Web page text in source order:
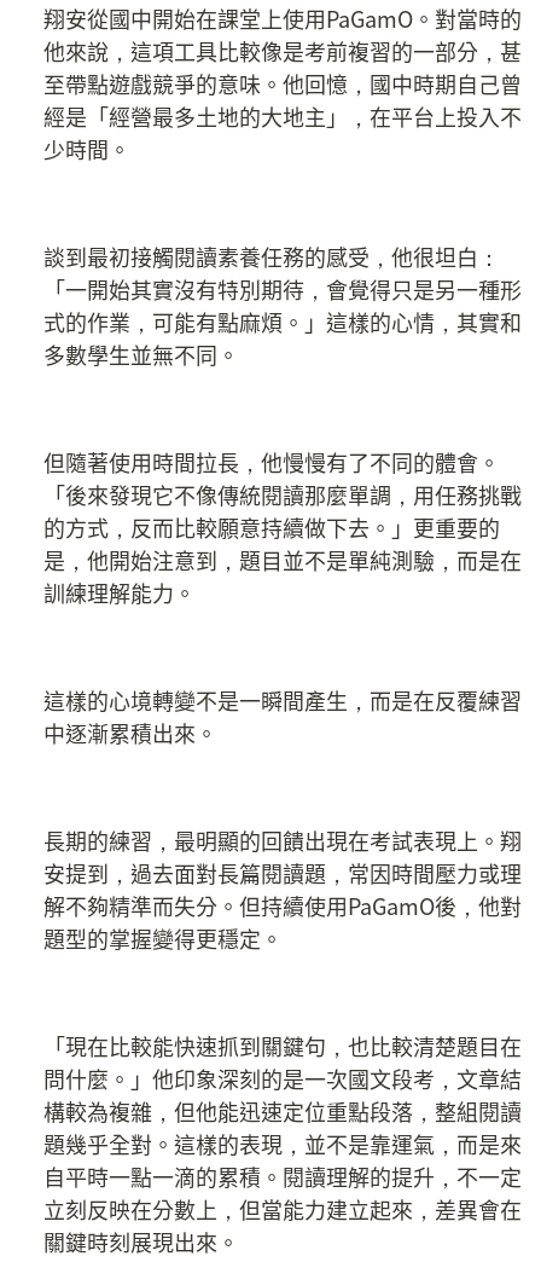
翔安從國中開始在課堂上使用PaGamO。對當時的
他來說，這項工具比較像是考前複習的一部分，甚
至帶點遊戲競爭的意味。他回憶，國中時期自己曾
經是「經營最多土地的大地主」，在平台上投入不
少時間。
談到最初接觸閱讀素養任務的感受，他很坦白：
「一開始其實沒有特別期待，會覺得只是另一種形
式的作業，可能有點麻煩。」這樣的心情，其實和
多數學生並無不同。
但隨著使用時間拉長，他慢慢有了不同的體會。
「後來發現它不像傳統閱讀那麼單調，用任務挑戰
的方式，反而比較願意持續做下去。」更重要的
是，他開始注意到，題目並不是單純測驗，而是在
訓練理解能力。
這樣的心境轉變不是一瞬間產生，而是在反覆練習
中逐漸累積出來。
長期的練習，最明顯的回饋出現在考試表現上。翔
安提到，過去面對長篇閱讀題，常因時間壓力或理
解不夠精準而失分。但持續使用PaGamO後，他對
題型的掌握變得更穩定。
「現在比較能快速抓到關鍵句，也比較清楚題目在
問什麼。」他印象深刻的是一次國文段考，文章結
構較為複雜，但他能迅速定位重點段落，整組閱讀
題幾乎全對。這樣的表現，並不是靠運氣，而是來
自平時一點一滴的累積。閱讀理解的提升，不一定
立刻反映在分數上，但當能力建立起來，差異會在
關鍵時刻展現出來。